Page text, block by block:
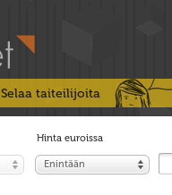
Selaa taiteilijoita
Hinta euroissa
Enintään